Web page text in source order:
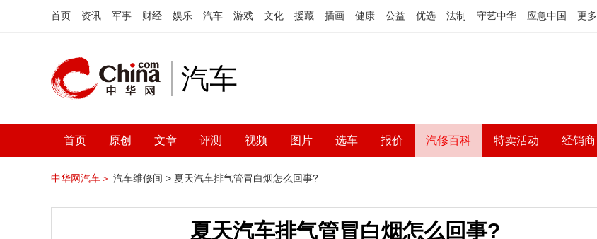
首页 资讯 军事 财经 娱乐 汽车 游戏 文化 援藏 插画 健康 公益 优选 法制 守艺中华 应急中国 更多
汽车
首页 原创 文章 评测 视频 图片 选车 报价 汽修百科 特卖活动 经销商
中华网汽车＞ 汽车维修间 > 夏天汽车排气管冒白烟怎么回事?
夏天汽车排气管冒白烟怎么回事?